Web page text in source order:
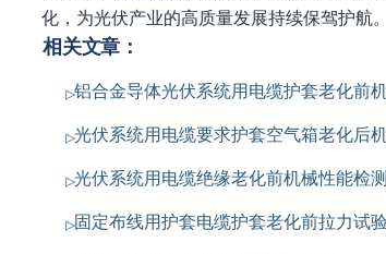
化，为光伏产业的高质量发展持续保驾护航。
相关文章：
铝合金导体光伏系统用电缆护套老化前
光伏系统用电缆要求护套空气箱老化后
光伏系统用电缆绝缘老化前机械性能检测
固定布线用护套电缆护套老化前拉力试